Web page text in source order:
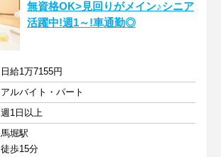
無資格OK>見回りがメイン♪シニア
活躍中!週1～!車通勤◎
日給1万7155円
アルバイト・パート
週1日以上
馬堀駅
徒歩15分